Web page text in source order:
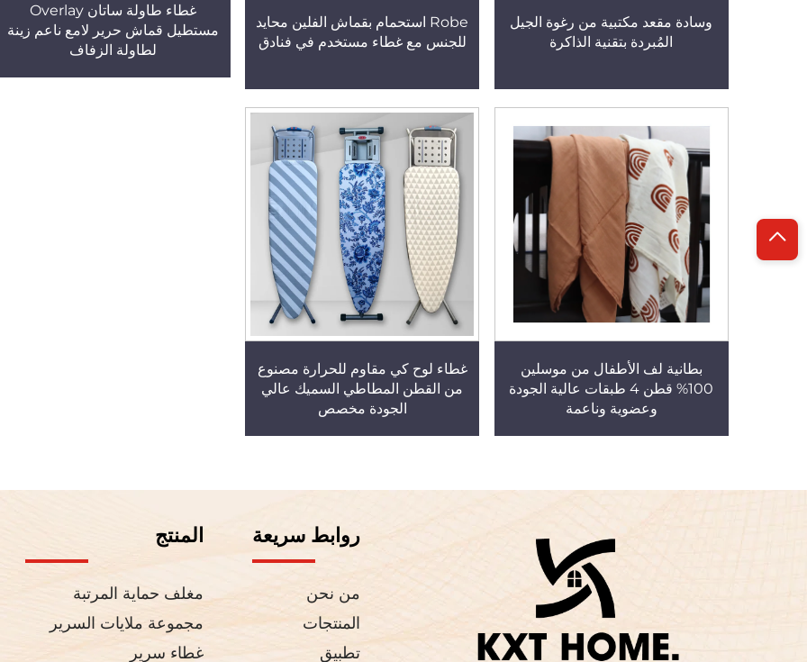
وسادة مقعد مكتبية من رغوة الجيل
المُبردة بتقنية الذاكرة
Robe استحمام بقماش الفلين محايد
للجنس مع غطاء مستخدم في فنادق
غطاء طاولة ساتان Overlay
مستطيل قماش حرير لامع ناعم زينة
لطاولة الزفاف
بطانية لف الأطفال من موسلين
100% قطن 4 طبقات عالية الجودة
وعضوية وناعمة
غطاء لوح كي مقاوم للحرارة مصنوع
من القطن المطاطي السميك عالي
الجودة مخصص
روابط سريعة
من نحن
المنتجات
تطبيق
المنتج
مغلف حماية المرتبة
مجموعة ملايات السرير
غطاء سرير